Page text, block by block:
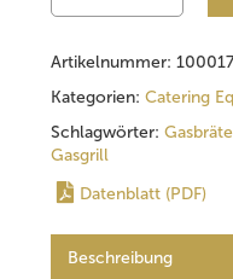
Artikelnummer:
Kategorien: Catering
Schlagwörter:
Gasgrill
Datenblatt (PDF)
Beschreibung